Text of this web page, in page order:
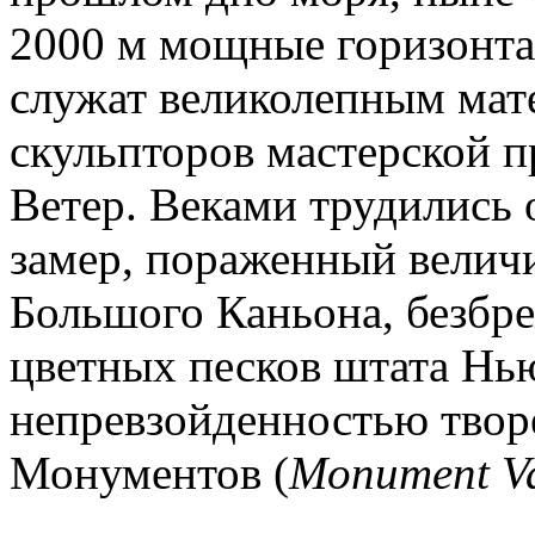
2000 м мощные
служат великолепным
скульпторов мастерской
Ветер. Веками трудились
замер, пораженный
Большого Каньона,
цветных песков штата
непревзойденностью
Монументов (Monument